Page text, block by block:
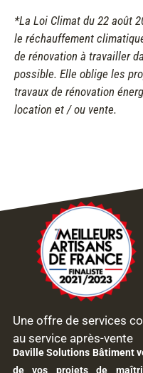
*La Loi Climat du 22 août
le réchauffement
de rénovation à travailler
possible. Elle oblige les
travaux de rénovation
location et / ou vente.
Une offre de services
au service après-vente
Daville Solutions Bâtiment
de vos projets de